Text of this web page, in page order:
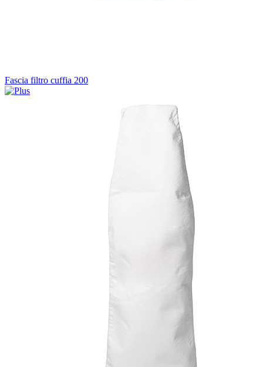
Fascia filtro cuffia 200